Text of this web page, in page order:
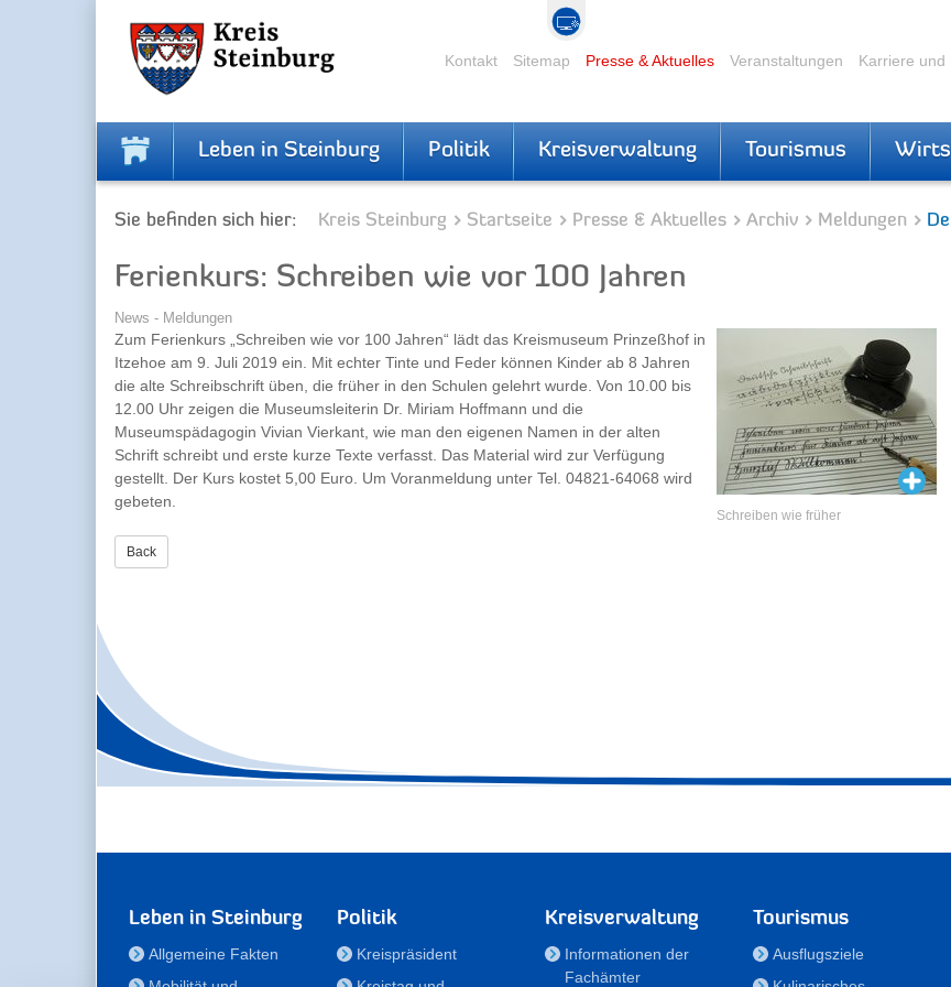
Kontakt Sitemap Presse & Aktuelles Veranstaltungen Karriere und
Leben in Steinburg Politik Kreisverwaltung Tourismus
Sie befinden sich hier: Kreis Steinburg Startseite Presse & Aktuelles Archiv Meldungen
Ferienkurs: Schreiben wie vor 100 Jahren
News - Meldungen
Schreiben wie früher
Zum Ferienkurs „Schreiben wie vor 100 Jahren“ lädt das Kreismuseum Prinzeßhof in
Itzehoe am 9. Juli 2019 ein. Mit echter Tinte und Feder können Kinder ab 8 Jahren
die alte Schreibschrift üben, die früher in den Schulen gelehrt wurde. Von 10.00 bis
12.00 Uhr zeigen die Museumsleiterin Dr. Miriam Hoffmann und die
Museumspädagogin Vivian Vierkant, wie man den eigenen Namen in der alten
Schrift schreibt und erste kurze Texte verfasst. Das Material wird zur Verfügung
gestellt. Der Kurs kostet 5,00 Euro. Um Voranmeldung unter Tel. 04821-64068 wird
gebeten.
Back
Leben in Steinburg
Allgemeine Fakten
Politik
Kreispräsident
Kreisverwaltung
Informationen der
Fachämter
Tourismus
Ausflugsziele